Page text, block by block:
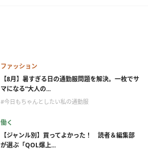
ファッション
【8月】暑すぎる日の通勤服問題を解決。一枚でサ
マになる“大人の...
#今日もちゃんとしたい私の通勤服
働く
【ジャンル別】買ってよかった！ 読者＆編集部
が選ぶ「QOL爆上...